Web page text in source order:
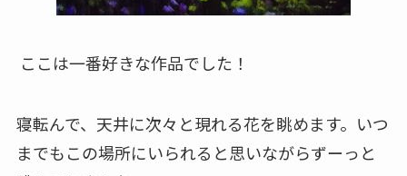
ここは一番好きな作品でした！
寝転んで、天井に次々と現れる花を眺めます。いつ
までもこの場所にいられると思いながらずーっと